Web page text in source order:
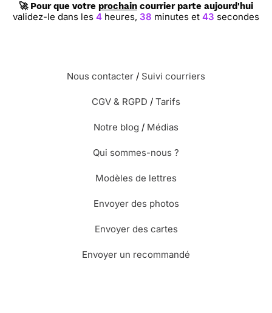
🚀 Pour que votre prochain courrier parte aujourd'hui
validez-le dans les4 heures,38 minutes et42 secondes
Nous contacter / Suivi courriers
CGV & RGPD / Tarifs
Notre blog / Médias
Qui sommes-nous ?
Modèles de lettres
Envoyer des photos
Envoyer des cartes
Envoyer un recommandé